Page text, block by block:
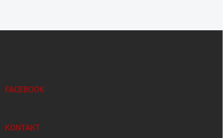
FACEBOOK
KONTAKT